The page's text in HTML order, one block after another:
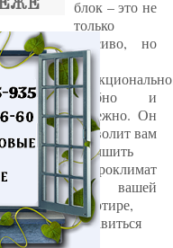
блок – это не
только
красиво, но
и
удобно и
надежно. Он
позволит вам
улучшить
микроклимат
в вашей
квартире,
избавиться